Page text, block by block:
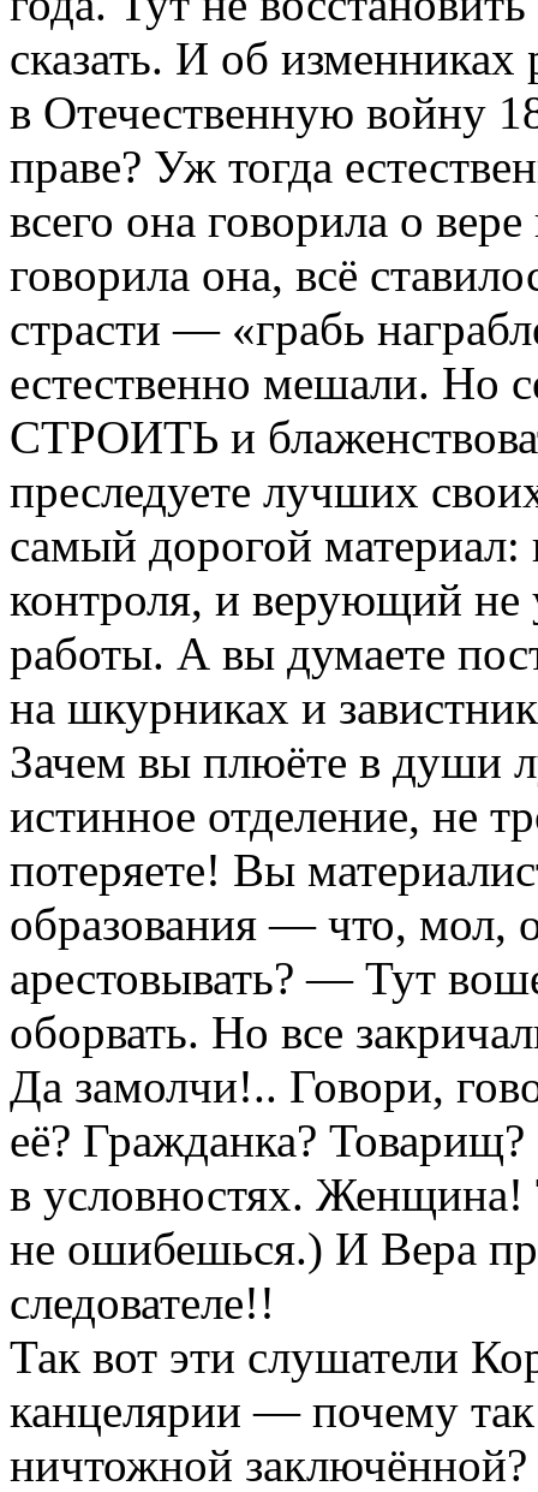
сказать. И об
в Отечественную войну
праве? Уж тогда
всего она говорила о
говорила она, всё
страсти — «грабь
естественно мешали. Но
СТРОИТЬ и
преследуете лучших
самый дорогой
контроля, и верующий не
работы. А вы думаете
на шкурниках и
Зачем вы плюёте в души
истинное отделение, не
потеряете! Вы
образования — что, мол,
арестовывать? — Тут
оборвать. Но все
Да замолчи!.. Говори,
её? Гражданка?
в условностях. Женщина!
не ошибешься.) И Вера
следователе!!
Так вот эти слушатели
канцелярии — почему
ничтожной заключённой?